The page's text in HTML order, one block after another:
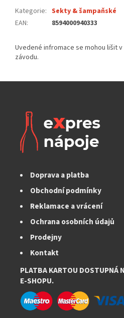
Kategorie: Sekty & šampaňské
EAN: 8594000940333
Doprava a platba
Obchodní podmínky
Reklamace a vrácení
Ochrana osobních údajů
Prodejny
Kontakt
PLATBA KARTOU DOSTUPNÁ
E-SHOPU.